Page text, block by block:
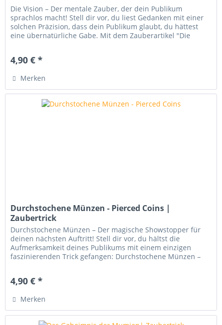
Die Vision – Der mentale Zauber, der dein Publikum
sprachlos macht! Stell dir vor, du liest Gedanken mit einer
solchen Präzision, dass dein Publikum glaubt, du hättest
eine übernatürliche Gabe. Mit dem Zauberartikel "Die
4,90 € *
Merken
Durchstochene Münzen - Pierced Coins |
Zaubertrick
Durchstochene Münzen – Der magische Showstopper für
deinen nächsten Auftritt! Stell dir vor, du hältst die
Aufmerksamkeit deines Publikums mit einem einzigen
faszinierenden Trick gefangen: Durchstochene Münzen –
4,90 € *
Merken